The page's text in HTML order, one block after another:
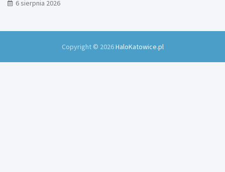
6 sierpnia 2026
Copyright © 2026HaloKatowice.pl